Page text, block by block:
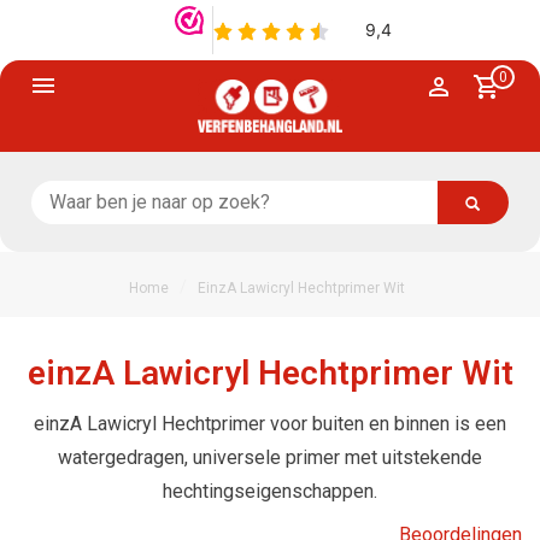
0
Home EinzA Lawicryl Hechtprimer Wit
einzA Lawicryl Hechtprimer Wit
einzA Lawicryl Hechtprimer voor buiten en binnen is een
watergedragen, universele primer met uitstekende
hechtingseigenschappen.
Beoordelingen